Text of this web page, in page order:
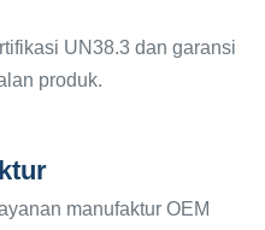
UN38.3 dan garansi
produk.
manufaktur OEM